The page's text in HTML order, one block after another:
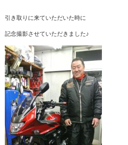
引き取りに来ていただいた時に
記念撮影させていただきました♪